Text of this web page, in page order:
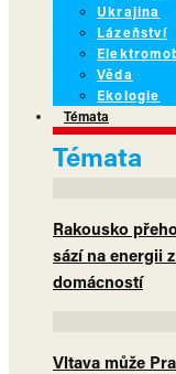
Ukrajina
Lázeňství
Věda
Ekologie
Témata
Témata
Rakousko
sází na energii
domácností
Vltava může